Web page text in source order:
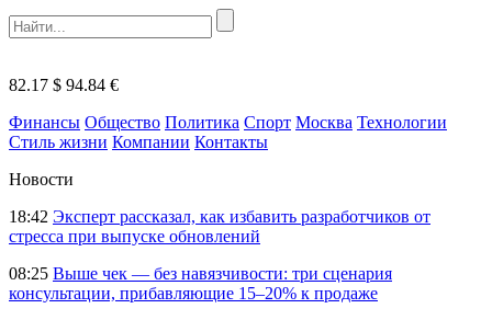
82.17 $ 94.84 €
Финансы Общество Политика Спорт Москва Технологии
Стиль жизни Компании Контакты
Новости
18:42 Эксперт рассказал, как избавить разработчиков от
стресса при выпуске обновлений
08:25 Выше чек — без навязчивости: три сценария
консультации, прибавляющие 15–20% к продаже